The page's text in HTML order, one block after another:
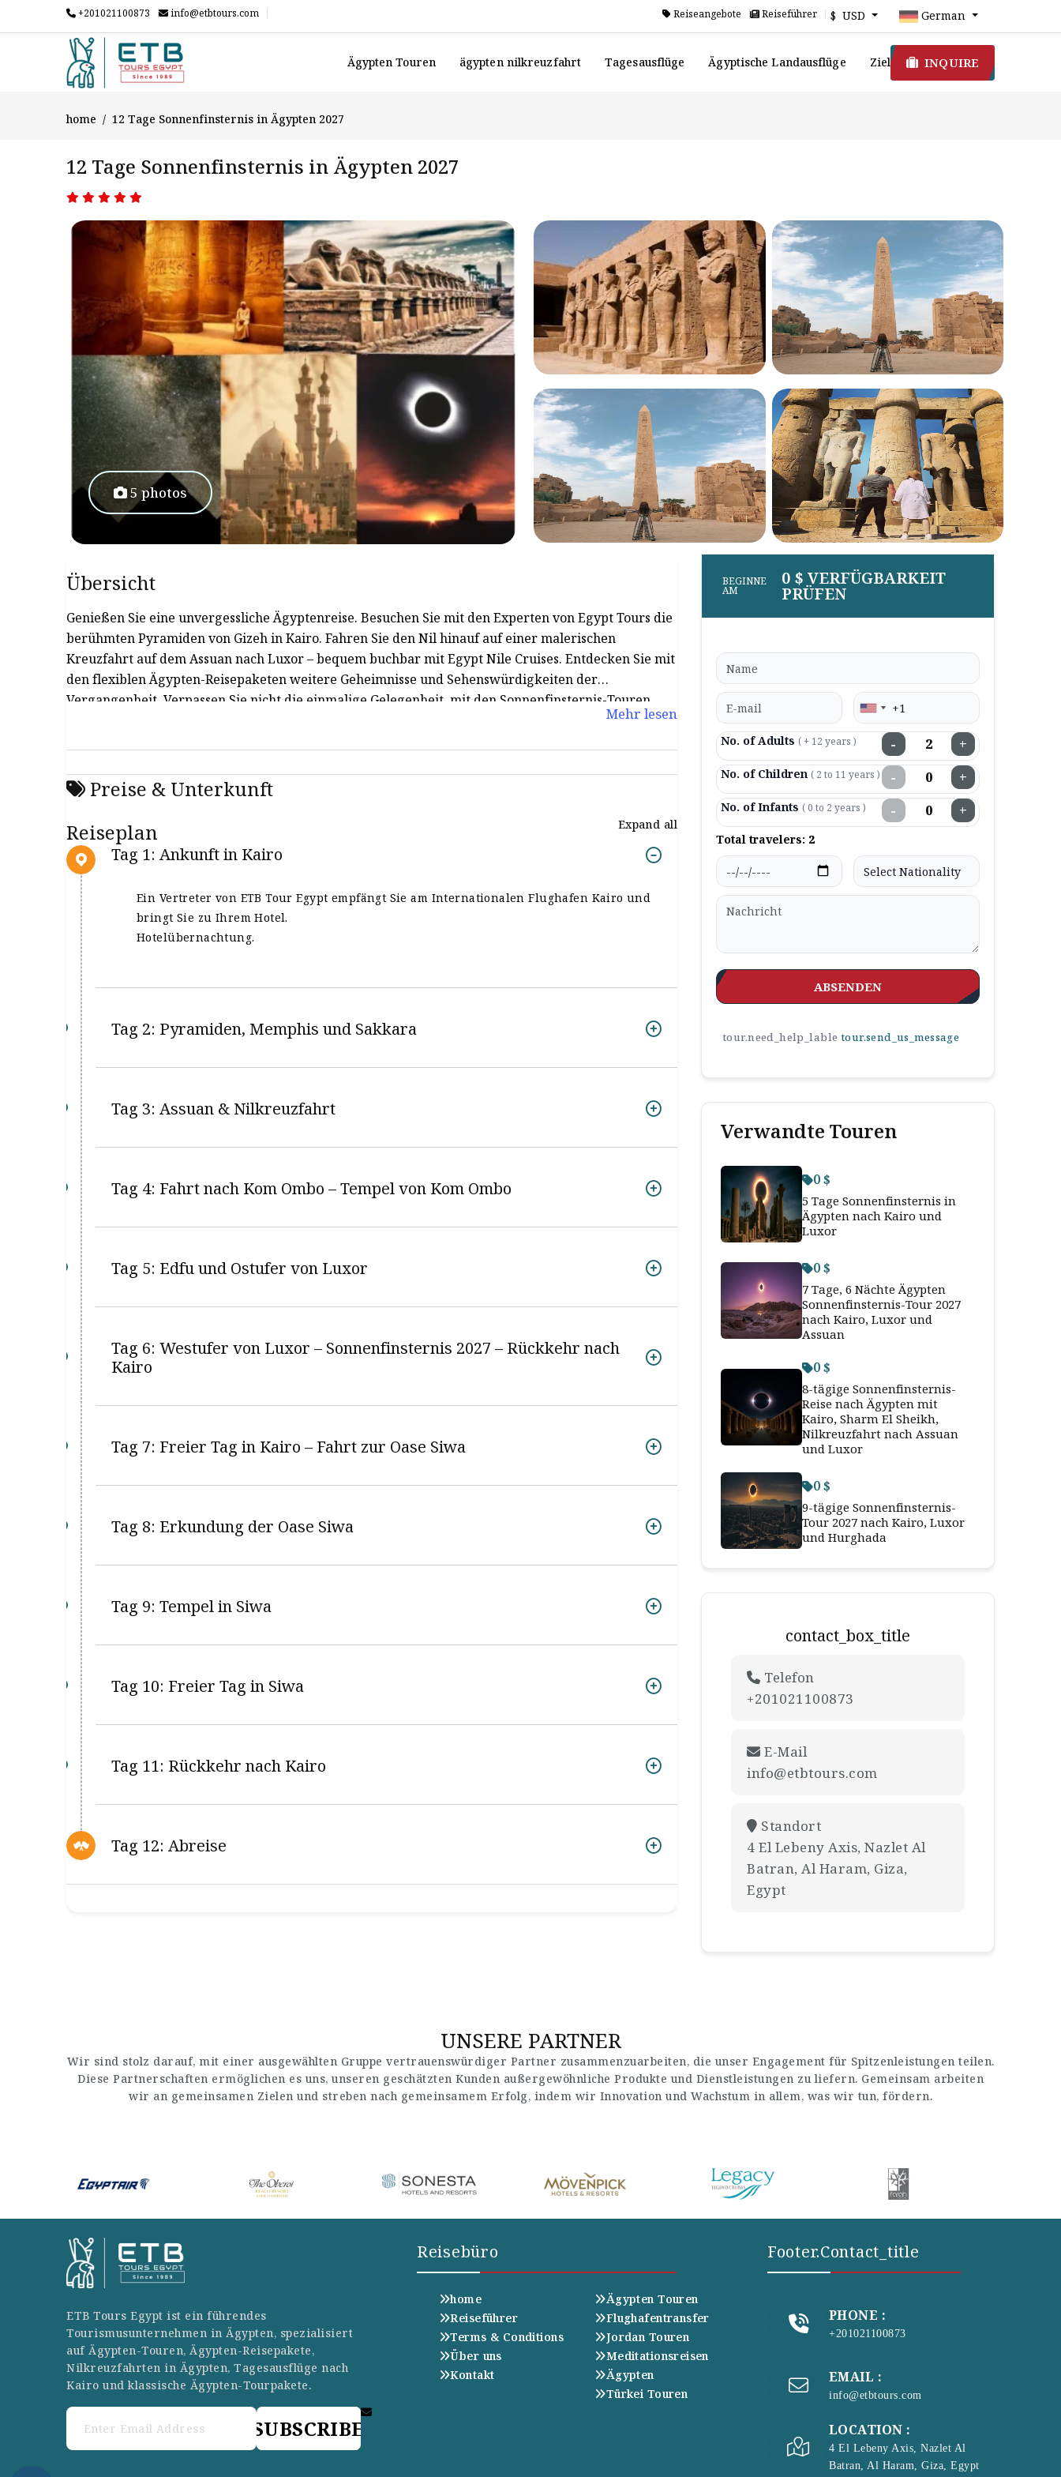
+201021100873 info@etbtours.com Reiseangebote Reiseführer $ USD German
Ägypten Touren ägypten nilkreuzfahrt Tagesausflüge Ägyptische Landausflüge Ziel INQUIRE
home 12 Tage Sonnenfinsternis in Ägypten 2027
12 Tage Sonnenfinsternis in Ägypten 2027
5 photos
Übersicht
Genießen Sie eine unvergessliche Ägyptenreise. Besuchen Sie mit den Experten von Egypt Tours die
berühmten Pyramiden von Gizeh in Kairo. Fahren Sie den Nil hinauf auf einer malerischen
Kreuzfahrt auf dem Assuan nach Luxor – bequem buchbar mit Egypt Nile Cruises. Entdecken Sie mit
den flexiblen Ägypten-Reisepaketen weitere Geheimnisse und Sehenswürdigkeiten der
Vergangenheit. Verpassen Sie nicht die einmalige Gelegenheit, mit den Sonnenfinsternis-Touren
Mehr lesen
Preise & Unterkunft
Reiseplan
Expand all
Tag 1: Ankunft in Kairo
Ein Vertreter von ETB Tour Egypt empfängt Sie am Internationalen Flughafen Kairo und
bringt Sie zu Ihrem Hotel.
Hotelübernachtung.
Tag 2: Pyramiden, Memphis und Sakkara
Tag 3: Assuan & Nilkreuzfahrt
Tag 4: Fahrt nach Kom Ombo – Tempel von Kom Ombo
Tag 5: Edfu und Ostufer von Luxor
Tag 6: Westufer von Luxor – Sonnenfinsternis 2027 – Rückkehr nach
Kairo
Tag 7: Freier Tag in Kairo – Fahrt zur Oase Siwa
Tag 8: Erkundung der Oase Siwa
Tag 9: Tempel in Siwa
Tag 10: Freier Tag in Siwa
Tag 11: Rückkehr nach Kairo
Tag 12: Abreise
BEGINNE
AM
0 $ VERFÜGBARKEIT
PRÜFEN
No. of Adults ( + 12 years ) − +
No. of Children ( 2 to 11 years ) − +
No. of Infants ( 0 to 2 years ) − +
Total travelers: 2
ABSENDEN
tour.need_help_lable tour.send_us_message
Verwandte Touren
0 $
5 Tage Sonnenfinsternis in
Ägypten nach Kairo und
Luxor
0 $
7 Tage, 6 Nächte Ägypten
Sonnenfinsternis-Tour 2027
nach Kairo, Luxor und
Assuan
0 $
8-tägige Sonnenfinsternis-
Reise nach Ägypten mit
Kairo, Sharm El Sheikh,
Nilkreuzfahrt nach Assuan
und Luxor
0 $
9-tägige Sonnenfinsternis-
Tour 2027 nach Kairo, Luxor
und Hurghada
contact_box_title
Telefon
+201021100873
E-Mail
info@etbtours.com
Standort
4 El Lebeny Axis, Nazlet Al
Batran, Al Haram, Giza,
Egypt
UNSERE PARTNER
Wir sind stolz darauf, mit einer ausgewählten Gruppe vertrauenswürdiger Partner zusammenzuarbeiten, die unser Engagement für Spitzenleistungen teilen.
Diese Partnerschaften ermöglichen es uns, unseren geschätzten Kunden außergewöhnliche Produkte und Dienstleistungen zu liefern. Gemeinsam arbeiten
wir an gemeinsamen Zielen und streben nach gemeinsamem Erfolg, indem wir Innovation und Wachstum in allem, was wir tun, fördern.
ETB Tours Egypt ist ein führendes
Tourismusunternehmen in Ägypten, spezialisiert
auf Ägypten-Touren, Ägypten-Reisepakete,
Nilkreuzfahrten in Ägypten, Tagesausflüge nach
Kairo und klassische Ägypten-Tourpakete.
SUBSCRIBE
Reisebüro
home
Reiseführer
Terms & Conditions
Über uns
Kontakt
Ägypten Touren
Flughafentransfer
Jordan Touren
Meditationsreisen
Ägypten
Türkei Touren
Footer.contact_title
PHONE :
+201021100873
EMAIL :
info@etbtours.com
LOCATION :
4 El Lebeny Axis, Nazlet Al
Batran, Al Haram, Giza, Egypt